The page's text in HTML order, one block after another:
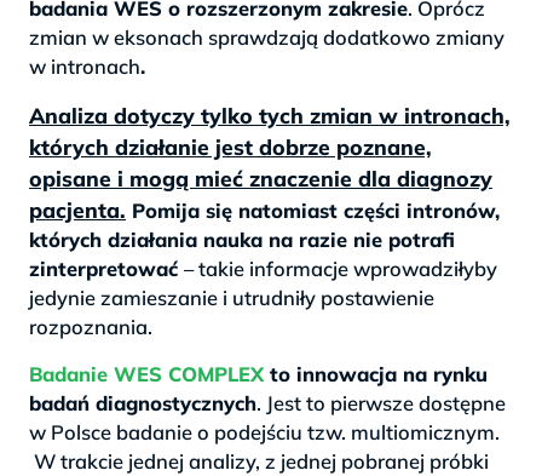
badania WES o rozszerzonym zakresie. Oprócz
zmian w eksonach sprawdzają dodatkowo zmiany
w intronach.
Analiza dotyczy tylko tych zmian w intronach,
których działanie jest dobrze poznane,
opisane i mogą mieć znaczenie dla diagnozy
pacjenta. Pomija się natomiast części intronów,
których działania nauka na razie nie potrafi
zinterpretować – takie informacje wprowadziłyby
jedynie zamieszanie i utrudniły postawienie
rozpoznania.
Badanie WES COMPLEXto innowacja na rynku
badań diagnostycznych. Jest to pierwsze dostępne
w Polsce badanie o podejściu tzw. multiomicznym.
W trakcie jednej analizy, z jednej pobranej próbki